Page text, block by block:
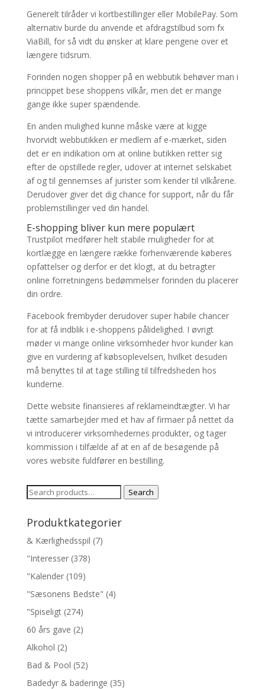
Generelt tilråder vi kortbestillinger eller MobilePay. Som
alternativ burde du anvende et afdragstilbud som fx
ViaBill, for så vidt du ønsker at klare pengene over et
længere tidsrum.
Forinden nogen shopper på en webbutik behøver man i
princippet bese shoppens vilkår, men det er mange
gange ikke super spændende.
En anden mulighed kunne måske være at kigge
hvorvidt webbutikken er medlem af e-mærket, siden
det er en indikation om at online butikken retter sig
efter de opstillede regler, udover at internet selskabet
af og til gennemses af jurister som kender til vilkårene.
Derudover giver det dig chance for support, når du får
problemstillinger ved din handel.
E-shopping bliver kun mere populært
Trustpilot medfører helt stabile muligheder for at
kortlægge en længere række forhenværende køberes
opfattelser og derfor er det klogt, at du betragter
online forretningens bedømmelser forinden du placerer
din ordre.
Facebook frembyder derudover super habile chancer
for at få indblik i e-shoppens pålidelighed. I øvrigt
møder vi mange online virksomheder hvor kunder kan
give en vurdering af købsoplevelsen, hvilket desuden
må benyttes til at tage stilling til tilfredsheden hos
kunderne.
Dette website finansieres af reklameindtægter. Vi har
tætte samarbejder med et hav af firmaer på nettet da
vi introducerer virksomhedernes produkter, og tager
kommission i tilfælde af at en af de besøgende på
vores website fuldfører en bestilling.
Search
Search
Produktkategorier
& Kærlighedsspil (7)
"Interesser (378)
"Kalender (109)
"Sæsonens Bedste" (4)
"Spiseligt (274)
60 års gave (2)
Alkohol (2)
Bad & Pool (52)
Badedyr & baderinge (35)